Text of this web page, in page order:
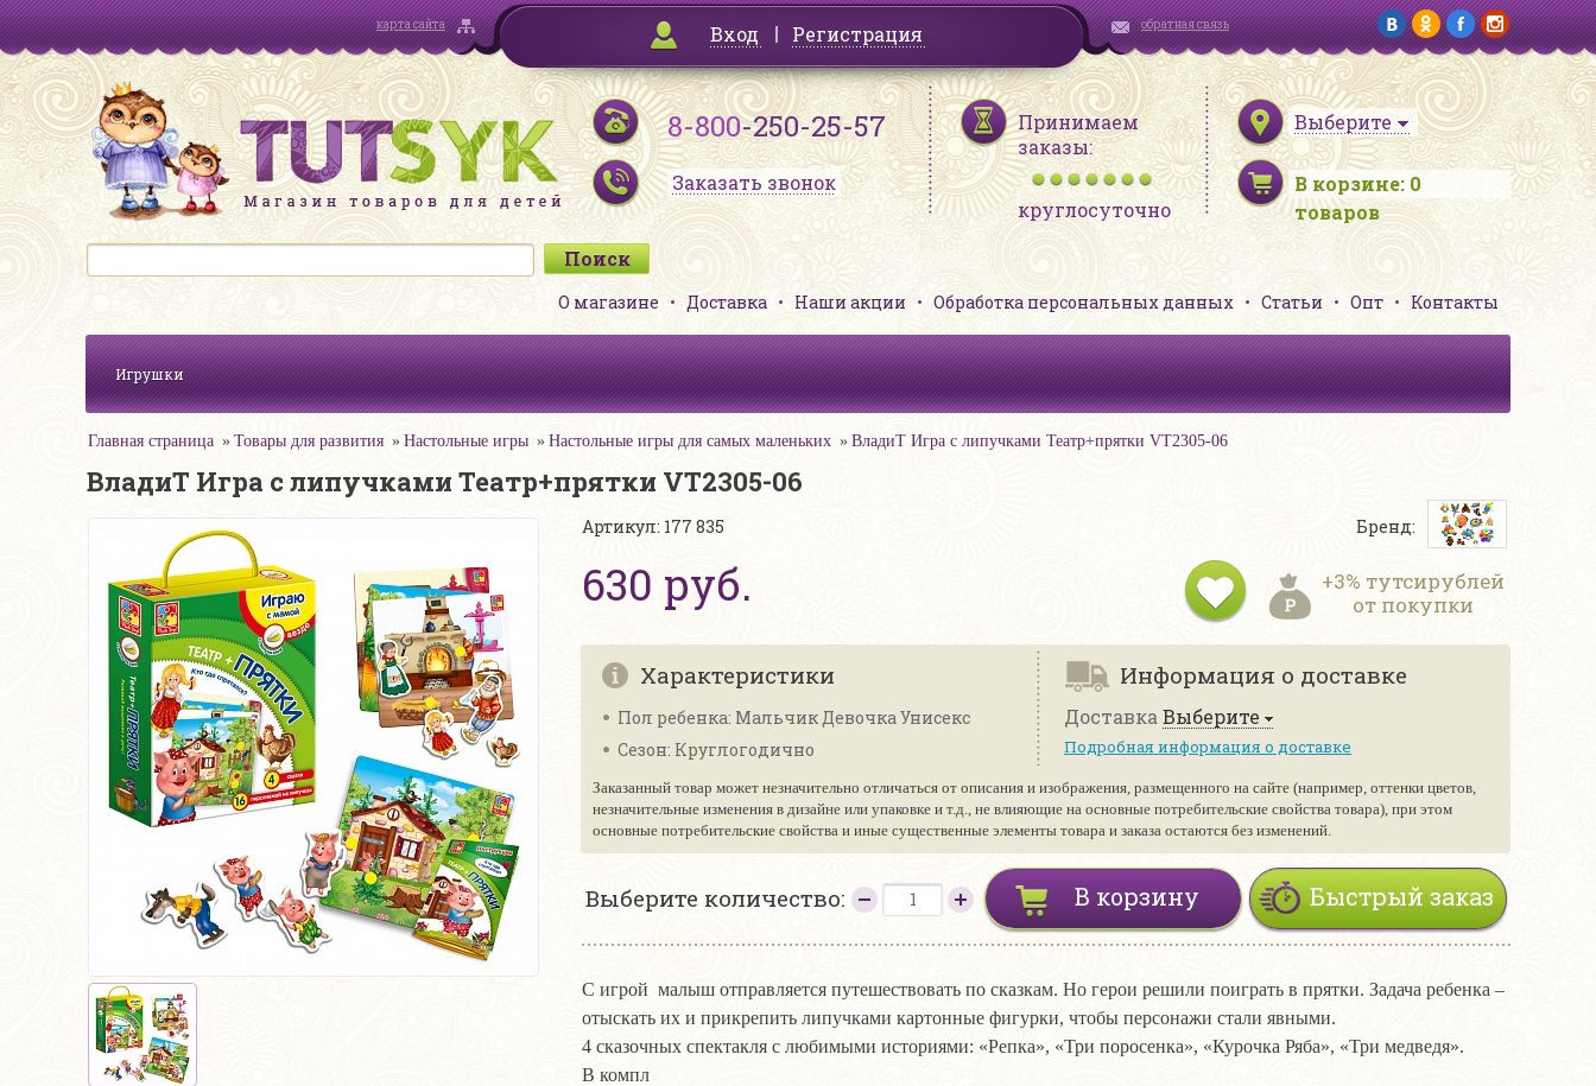
карта сайта Вход Регистрация обратная связь
8-800-250-25-57
Заказать звонок
Принимаем
заказы:
круглосуточно
Выберите
В корзине: 0
товаров
О магазине Доставка Наши акции Обработка персональных данных Статьи Опт Контакты
Игрушки
Главная страница Товары для развития Настольные игры Настольные игры для самых маленьких ВладиТ Игра с липучками Театр+прятки VT2305-06
ВладиТ Игра с липучками Театр+прятки VT2305-06
Артикул: 177 835
630 руб.
Бренд:
+3% тутсирублей
от покупки
Характеристики
Пол ребенка: Мальчик Девочка Унисекс
Сезон: Круглогодично
Информация о доставке
Доставка Выберите
Подробная информация о доставке
Заказанный товар может незначительно отличаться от описания и изображения, размещенного на сайте (например, оттенки цветов,
незначительные изменения в дизайне или упаковке и т.д., не влияющие на основные потребительские свойства товара), при этом
основные потребительские свойства и иные существенные элементы товара и заказа остаются без изменений.
Выберите количество: Быстрый заказ
В корзину
С игрой малыш отправляется путешествовать по сказкам. Но герои решили поиграть в прятки. Задача ребенка –
отыскать их и прикрепить липучками картонные фигурки, чтобы персонажи стали явными.
4 сказочных спектакля с любимыми историями: «Репка», «Три поросенка», «Курочка Ряба», «Три медведя».
В компл